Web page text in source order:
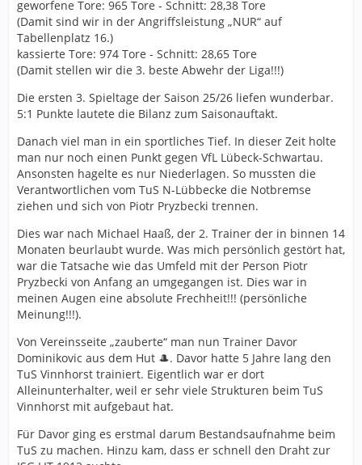
geworfene Tore: 965 Tore - Schnitt: 28,38 Tore
(Damit sind wir in der Angriffsleistung „NUR“ auf
Tabellenplatz 16.)
kassierte Tore: 974 Tore - Schnitt: 28,65 Tore
(Damit stellen wir die 3. beste Abwehr der Liga!!!)
Die ersten 3. Spieltage der Saison 25/26 liefen wunderbar.
5:1 Punkte lautete die Bilanz zum Saisonauftakt.
Danach viel man in ein sportliches Tief. In dieser Zeit holte
man nur noch einen Punkt gegen VfL Lübeck-Schwartau.
Ansonsten hagelte es nur Niederlagen. So mussten die
Verantwortlichen vom TuS N-Lübbecke die Notbremse
ziehen und sich von Piotr Pryzbecki trennen.
Dies war nach Michael Haaß, der 2. Trainer der in binnen 14
Monaten beurlaubt wurde. Was mich persönlich gestört hat,
war die Tatsache wie das Umfeld mit der Person Piotr
Pryzbecki von Anfang an umgegangen ist. Dies war in
meinen Augen eine absolute Frechheit!!! (persönliche
Meinung!!!).
Von Vereinsseite „zauberte“ man nun Trainer Davor
Dominikovic aus dem Hut 🎩. Davor hatte 5 Jahre lang den
TuS Vinnhorst trainiert. Eigentlich war er dort
Alleinunterhalter, weil er sehr viele Strukturen beim TuS
Vinnhorst mit aufgebaut hat.
Für Davor ging es erstmal darum Bestandsaufnahme beim
TuS zu machen. Hinzu kam, dass er schnell den Draht zur